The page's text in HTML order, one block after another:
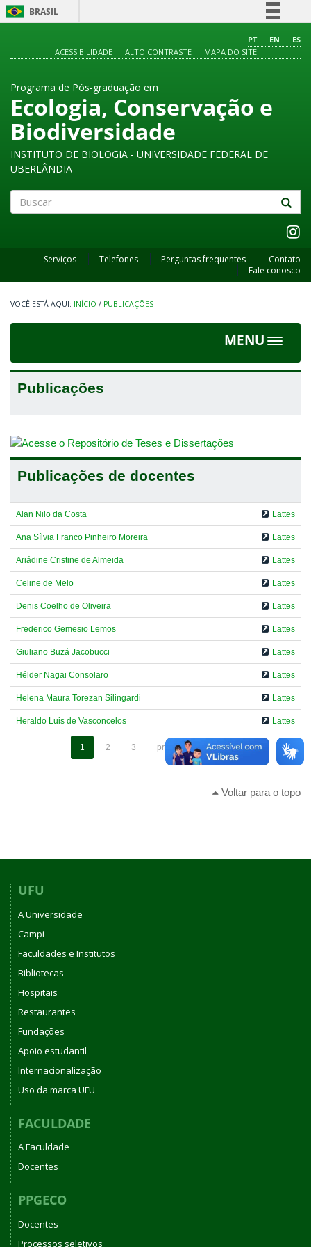
BRASIL
Comunica BR
Acesso à informação
Legislação
PT EN
ES
ACESSIBILIDADE
ALTO CONTRASTE MAPA DO SITE
Programa de Pós-graduação em
Ecologia, Conservação e
Biodiversidade
INSTITUTO DE BIOLOGIA - UNIVERSIDADE FEDERAL DE
UBERLÂNDIA
Serviços Telefones Perguntas frequentes
Contato
Fale conosco
INÍCIO / PUBLICAÇÕES
MENU
Toggle
Publicações
Publicações de docentes
Alan Nilo da Costa Lattes
Ana Sílvia Franco Pinheiro Moreira Lattes
Ariádine Cristine de Almeida Lattes
Celine de Melo Lattes
Denis Coelho de Oliveira Lattes
Frederico Gemesio Lemos Lattes
Giuliano Buzá Jacobucci Lattes
Hélder Nagai Consolaro Lattes
Helena Maura Torezan Silingardi Lattes
Heraldo Luis de Vasconcelos Lattes
1 2 3 próximo › fim »
Voltar para o topo
UFU
A Universidade
Campi
Faculdades e Institutos
Bibliotecas
Hospitais
Restaurantes
Fundações
Apoio estudantil
Internacionalização
Uso da marca UFU
FACULDADE
A Faculdade
Docentes
PPGECO
Docentes
Processos seletivos